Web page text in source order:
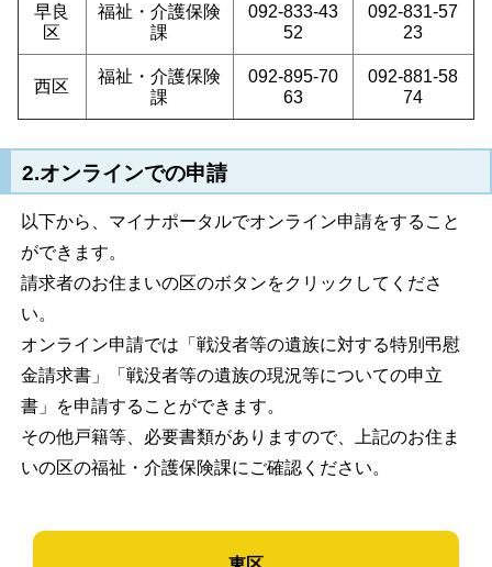
早良
区
福祉・介護保険
課
092-833-43
52
092-831-57
23
西区
福祉・介護保険
課
092-895-70
63
092-881-58
74
2.オンラインでの申請
以下から、マイナポータルでオンライン申請をすること
ができます。
請求者のお住まいの区のボタンをクリックしてくださ
い。
オンライン申請では「戦没者等の遺族に対する特別弔慰
金請求書」「戦没者等の遺族の現況等についての申立
書」を申請することができます。
その他戸籍等、必要書類がありますので、上記のお住ま
いの区の福祉・介護保険課にご確認ください。